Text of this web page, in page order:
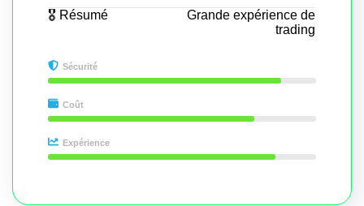
🎖 Résumé
Grande expérience de
trading
Sécurité
Coût
Expérience